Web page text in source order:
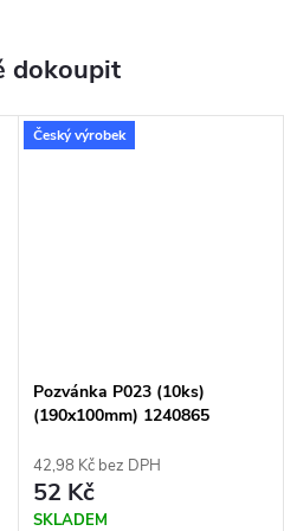
dokoupit
Český výrobek
Pozvánka P023 (10ks)
(190x100mm) 1240865
42,98 Kč bez DPH
52 Kč
SKLADEM